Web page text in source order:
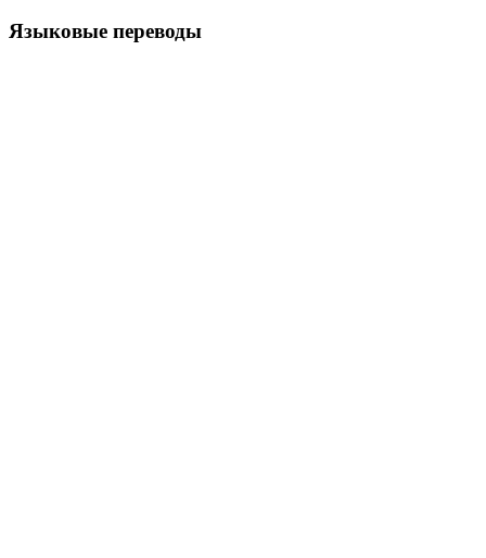
Языковые переводы